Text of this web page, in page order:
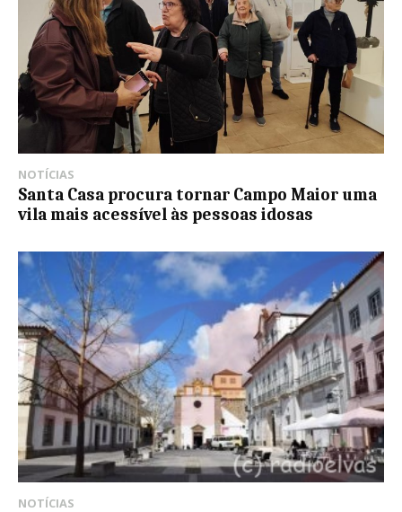
NOTÍCIAS
Santa Casa procura tornar Campo Maior uma
vila mais acessível às pessoas idosas
NOTÍCIAS